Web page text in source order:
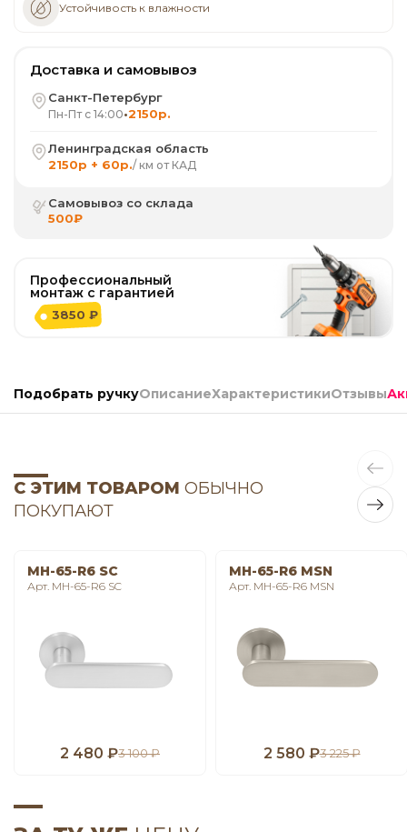
Устойчивость к влажности
Доставка и самовывоз
Санкт-Петербург
Пн-Пт с 14:00•2150р.
Ленинградская область
2150р + 60р./ км от КАД
Самовывоз со склада
500₽
Профессиональный
монтаж с гарантией
3850 ₽
Подобрать ручкуОписаниеХарактеристикиОтзывы
С ЭТИМ ТОВАРОМ ОБЫЧНО
ПОКУПАЮТ
MH-65-R6 SC
Арт. MH-65-R6 SC
2 480 ₽3 100 ₽
MH-65-R6 MSN
Арт. MH-65-R6 MSN
2 580 ₽3 225 ₽